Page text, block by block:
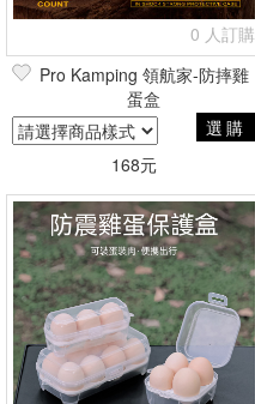
0 人訂購
Pro Kamping 領航家-防摔雞
蛋盒
選購
168元